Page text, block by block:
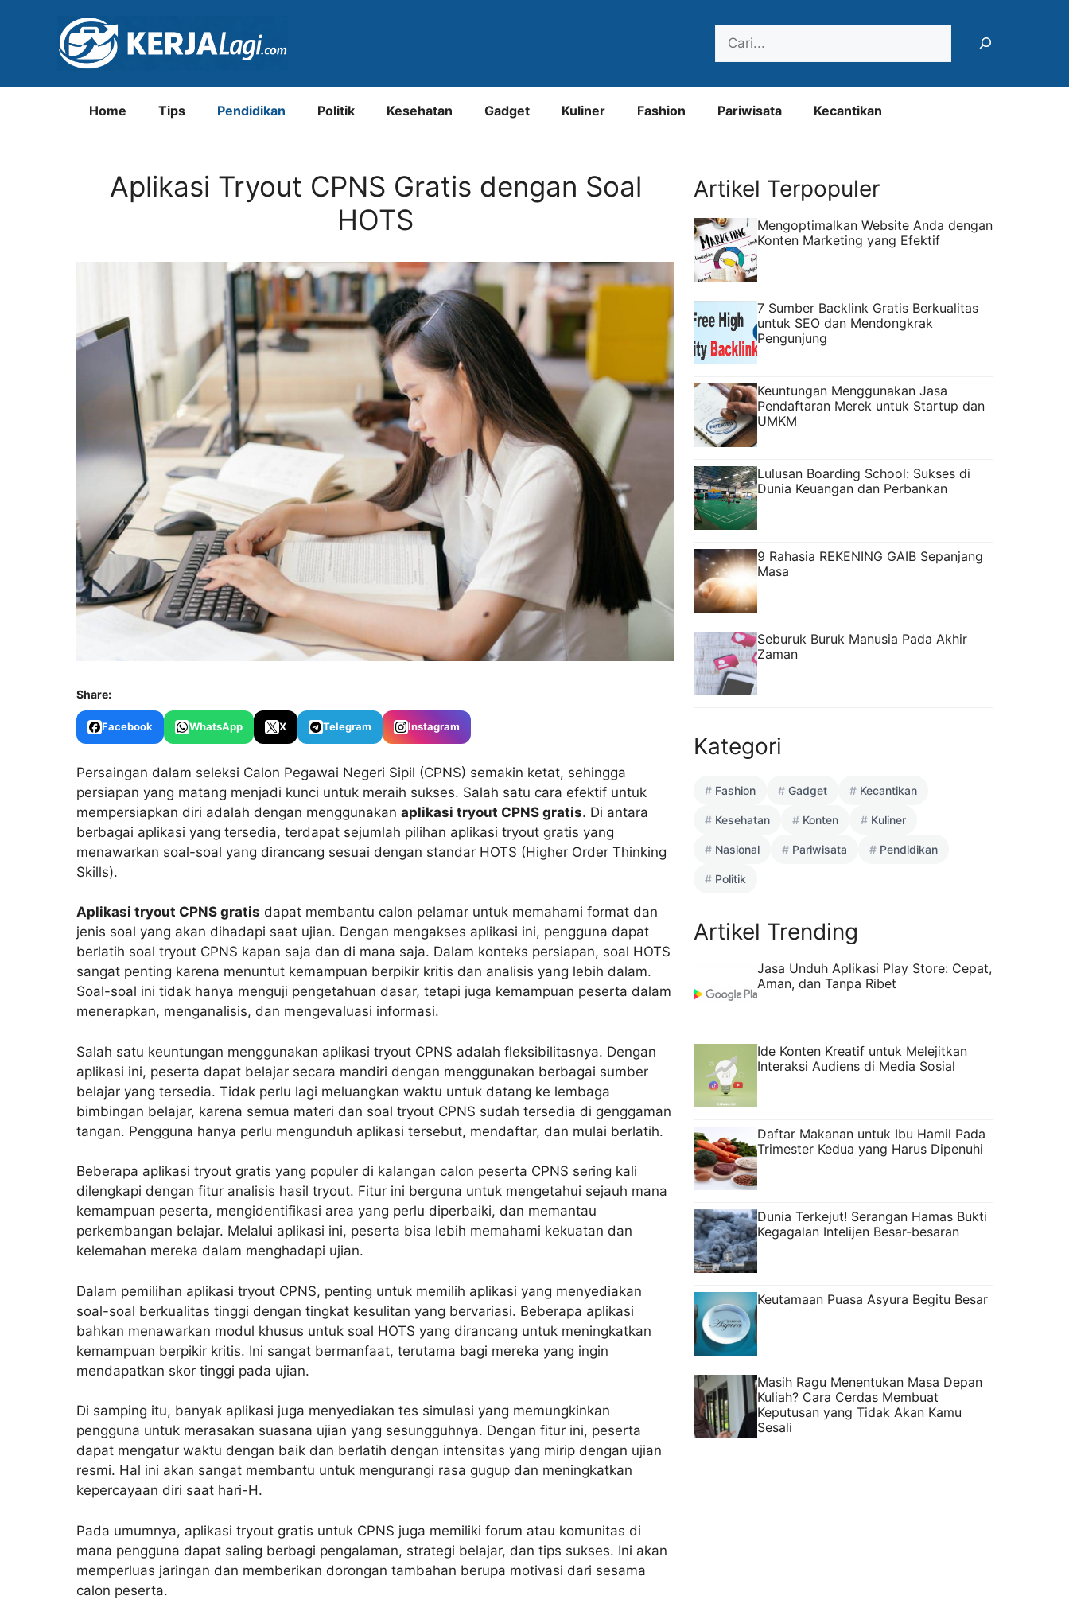
Home Tips Pendidikan Politik Kesehatan Gadget Kuliner Fashion Pariwisata Kecantikan
Aplikasi Tryout CPNS Gratis dengan Soal
HOTS
Share:
Facebook WhatsApp X Telegram Instagram
Persaingan dalam seleksi Calon Pegawai Negeri Sipil (CPNS) semakin ketat, sehingga
persiapan yang matang menjadi kunci untuk meraih sukses. Salah satu cara efektif untuk
mempersiapkan diri adalah dengan menggunakan aplikasi tryout CPNS gratis. Di antara
berbagai aplikasi yang tersedia, terdapat sejumlah pilihan aplikasi tryout gratis yang
menawarkan soal-soal yang dirancang sesuai dengan standar HOTS (Higher Order Thinking
Skills).
Aplikasi tryout CPNS gratis dapat membantu calon pelamar untuk memahami format dan
jenis soal yang akan dihadapi saat ujian. Dengan mengakses aplikasi ini, pengguna dapat
berlatih soal tryout CPNS kapan saja dan di mana saja. Dalam konteks persiapan, soal HOTS
sangat penting karena menuntut kemampuan berpikir kritis dan analisis yang lebih dalam.
Soal-soal ini tidak hanya menguji pengetahuan dasar, tetapi juga kemampuan peserta dalam
menerapkan, menganalisis, dan mengevaluasi informasi.
Salah satu keuntungan menggunakan aplikasi tryout CPNS adalah fleksibilitasnya. Dengan
aplikasi ini, peserta dapat belajar secara mandiri dengan menggunakan berbagai sumber
belajar yang tersedia. Tidak perlu lagi meluangkan waktu untuk datang ke lembaga
bimbingan belajar, karena semua materi dan soal tryout CPNS sudah tersedia di genggaman
tangan. Pengguna hanya perlu mengunduh aplikasi tersebut, mendaftar, dan mulai berlatih.
Beberapa aplikasi tryout gratis yang populer di kalangan calon peserta CPNS sering kali
dilengkapi dengan fitur analisis hasil tryout. Fitur ini berguna untuk mengetahui sejauh mana
kemampuan peserta, mengidentifikasi area yang perlu diperbaiki, dan memantau
perkembangan belajar. Melalui aplikasi ini, peserta bisa lebih memahami kekuatan dan
kelemahan mereka dalam menghadapi ujian.
Dalam pemilihan aplikasi tryout CPNS, penting untuk memilih aplikasi yang menyediakan
soal-soal berkualitas tinggi dengan tingkat kesulitan yang bervariasi. Beberapa aplikasi
bahkan menawarkan modul khusus untuk soal HOTS yang dirancang untuk meningkatkan
kemampuan berpikir kritis. Ini sangat bermanfaat, terutama bagi mereka yang ingin
mendapatkan skor tinggi pada ujian.
Di samping itu, banyak aplikasi juga menyediakan tes simulasi yang memungkinkan
pengguna untuk merasakan suasana ujian yang sesungguhnya. Dengan fitur ini, peserta
dapat mengatur waktu dengan baik dan berlatih dengan intensitas yang mirip dengan ujian
resmi. Hal ini akan sangat membantu untuk mengurangi rasa gugup dan meningkatkan
kepercayaan diri saat hari-H.
Pada umumnya, aplikasi tryout gratis untuk CPNS juga memiliki forum atau komunitas di
mana pengguna dapat saling berbagi pengalaman, strategi belajar, dan tips sukses. Ini akan
memperluas jaringan dan memberikan dorongan tambahan berupa motivasi dari sesama
calon peserta.
Artikel Terpopuler
Mengoptimalkan Website Anda dengan
Konten Marketing yang Efektif
7 Sumber Backlink Gratis Berkualitas
untuk SEO dan Mendongkrak
Pengunjung
Keuntungan Menggunakan Jasa
Pendaftaran Merek untuk Startup dan
UMKM
Lulusan Boarding School: Sukses di
Dunia Keuangan dan Perbankan
9 Rahasia REKENING GAIB Sepanjang
Masa
Seburuk Buruk Manusia Pada Akhir
Zaman
Kategori
Fashion Gadget Kecantikan
Kesehatan Konten Kuliner
Nasional Pariwisata Pendidikan
Politik
Artikel Trending
Jasa Unduh Aplikasi Play Store: Cepat,
Aman, dan Tanpa Ribet
Ide Konten Kreatif untuk Melejitkan
Interaksi Audiens di Media Sosial
Daftar Makanan untuk Ibu Hamil Pada
Trimester Kedua yang Harus Dipenuhi
Dunia Terkejut! Serangan Hamas Bukti
Kegagalan Intelijen Besar-besaran
Keutamaan Puasa Asyura Begitu Besar
Masih Ragu Menentukan Masa Depan
Kuliah? Cara Cerdas Membuat
Keputusan yang Tidak Akan Kamu
Sesali